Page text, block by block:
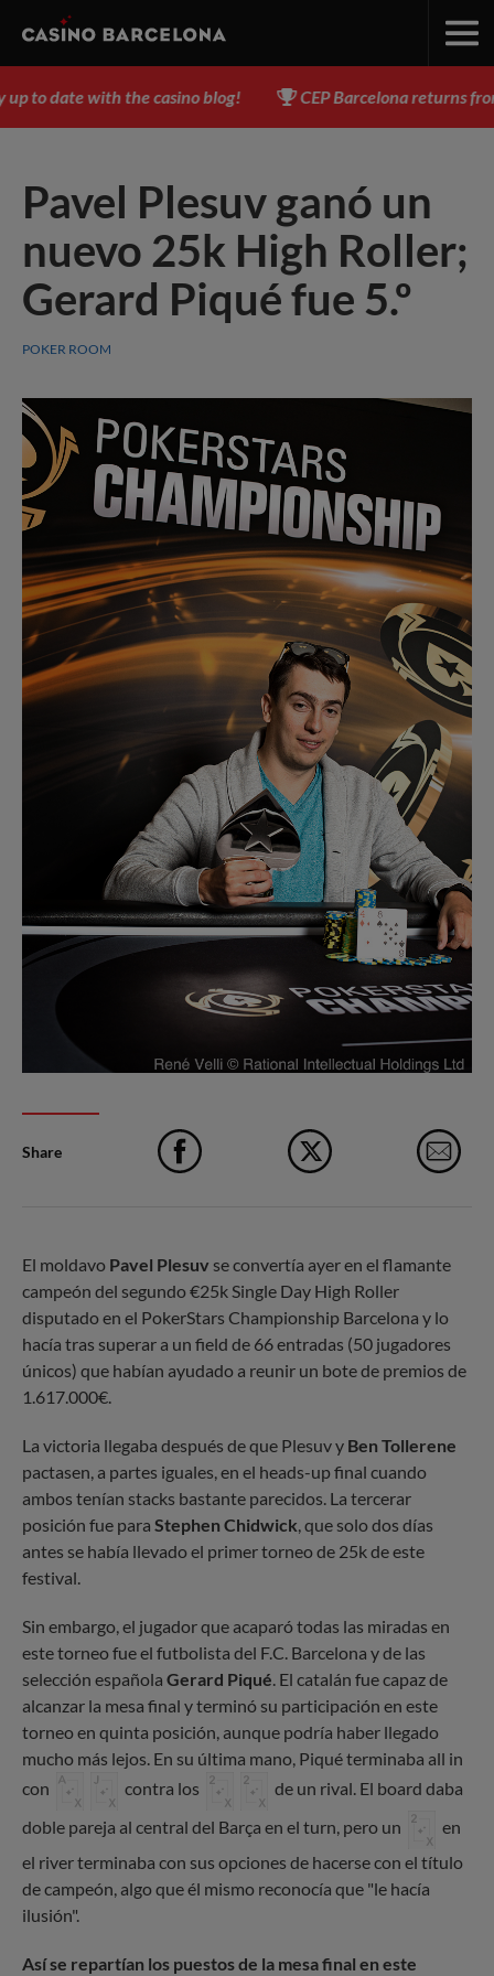
to date with the casino blog! CEP Barcelona returns from
Pavel Plesuv ganó un
nuevo 25k High Roller;
Gerard Piqué fue 5.º
POKER ROOM
Share
El moldavo Pavel Plesuv se convertía ayer en el flamante
campeón del segundo €25k Single Day High Roller
disputado en el PokerStars Championship Barcelona y lo
hacía tras superar a un field de 66 entradas (50 jugadores
únicos) que habían ayudado a reunir un bote de premios de
1.617.000€.
La victoria llegaba después de que Plesuv y Ben Tollerene
pactasen, a partes iguales, en el heads-up final cuando
ambos tenían stacks bastante parecidos. La tercerar
posición fue para Stephen Chidwick, que solo dos días
antes se había llevado el primer torneo de 25k de este
festival.
Sin embargo, el jugador que acaparó todas las miradas en
este torneo fue el futbolista del F.C. Barcelona y de las
selección española Gerard Piqué. El catalán fue capaz de
alcanzar la mesa final y terminó su participación en este
torneo en quinta posición, aunque podría haber llegado
mucho más lejos. En su última mano, Piqué terminaba all in
con
contra los
de un rival. El board daba
doble pareja al central del Barça en el turn, pero un
en
el river terminaba con sus opciones de hacerse con el título
de campeón, algo que él mismo reconocía que "le hacía
ilusión".
Así se repartían los puestos de la mesa final en este